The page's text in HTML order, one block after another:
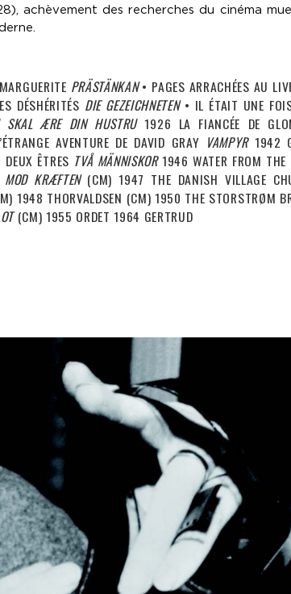
achèvement des recherches du cinéma
PRÄSTÄNKAN• PAGES ARRACHÉES AU
DÉSHÉRITÉS DIE GEZEICHNETEN• IL ÉTAIT UNE
SKAL ÆRE DIN HUSTRU1926 LA FIANCÉE DE
AVENTURE DE DAVID GRAY VAMPYR1942
ÊTRES TVÅ MÄNNISKOR1946 WATER FROM THE
MOD KRÆFTEN(CM) 1947 THE DANISH VILLAGE
1948 THORVALDSEN (CM) 1950 THE STORSTRØM
(CM) 1955 ORDET 1964 GERTRUD